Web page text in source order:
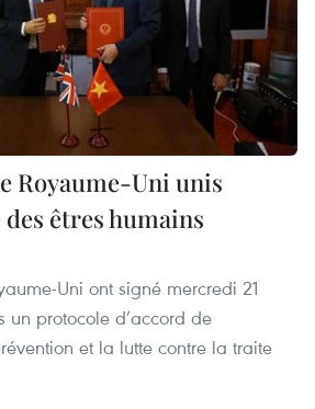
Royaume-Uni unis
êtres humains
Uni ont signé mercredi 21
un protocole d’accord de
et la lutte contre la traite